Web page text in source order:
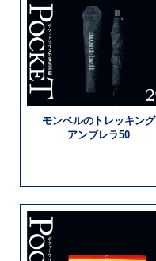
モンベルのトレッキング
アンブレラ50